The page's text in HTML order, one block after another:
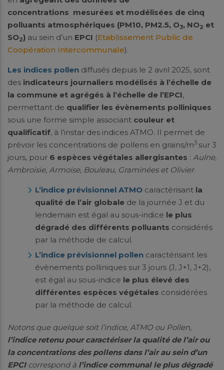
concentrations mesurées et modélisées de cinq
polluants atmosphériques (PM10, PM2.5, O3, NO2 et
SO2) au sein d’un EPCI (Etablissement Public de
Coopération Intercommunale).
Les indices pollen diffusés depuis le 2 avril 2025, sont
des indicateurs journaliers modélisés à l’échelle de
la commune et agrégés à l’échelle de l’EPCI,
permettant de qualifier les évènements polliniques
sous une forme simple associant couleur et
qualificatif, à l’instar des indices ATMO. Il permet de
prévoir les concentrations de pollens en grains/m3 sur 3
jours, pour 6 espèces végétales allergisantes : Aulne,
Ambroisie, Armoise, Bouleau, Graminées et Olivier.
L’indice prévisionnel ATMO caractérisant la
qualité de l’air globale de la journée J et du
lendemain est égal au sous-indice le plus
dégradé des différents polluants considérés
par la méthode de calcul.
L’indice prévisionnel pollen caractérisant les
évènements polliniques sur 3 jours (J, J+1, J+2),
est égal au sous-indice le plus élevé des
différentes espèces végétales considérées
par la méthode de calcul.
Notons que quelque soit l’indice, ATMO ou Pollen,
l’indice retenu pour caractériser la qualité de l’air ou
la concentrations des pollens dans l’air au sein d’un
EPCIcorrespond à l’indice communal le plus dégradé